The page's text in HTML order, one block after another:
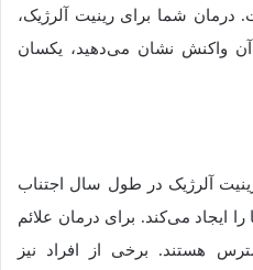
درمان شما برای رینیت آلرژیک،
واکنش نشان می‌دهید، یکسان
آلرژیک در طول سال اجتناب
ایجاد می‌کند. برای درمان علائم
هستند. برخی از افراد نیز